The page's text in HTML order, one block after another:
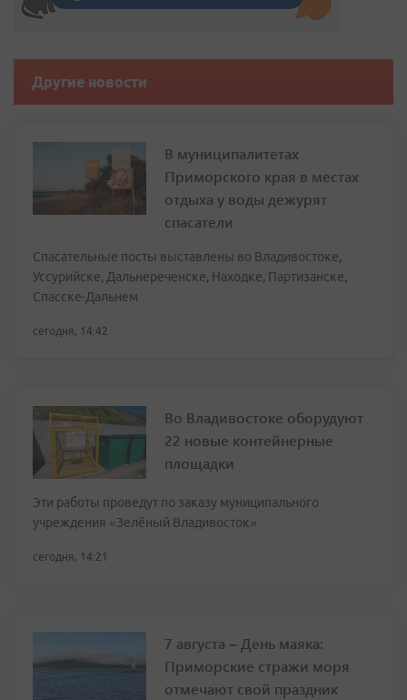
Другие новости
В муниципалитетах
Приморского края в местах
отдыха у воды дежурят
спасатели
Спасательные посты выставлены во Владивостоке,
Уссурийске, Дальнереченске, Находке, Партизанске,
Спасске-Дальнем
сегодня, 14:42
Во Владивостоке оборудуют
22 новые контейнерные
площадки
Эти работы проведут по заказу муниципального
учреждения «Зелёный Владивосток»
сегодня, 14:21
7 августа – День маяка:
Приморские стражи моря
отмечают свой праздник